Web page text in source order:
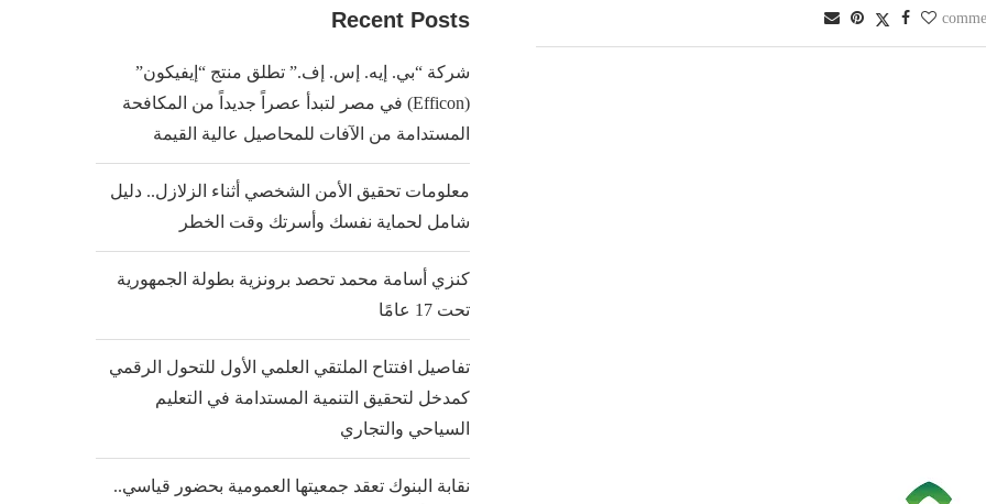
Recent Posts
شركة “بي. إيه. إس. إف.” تطلق منتج “إيفيكون”
(Efficon) في مصر لتبدأ عصراً جديداً من المكافحة
المستدامة من الآفات للمحاصيل عالية القيمة
معلومات تحقيق الأمن الشخصي أثناء الزلازل.. دليل
شامل لحماية نفسك وأسرتك وقت الخطر
كنزي أسامة محمد تحصد برونزية بطولة الجمهورية
تحت 17 عامًا
تفاصيل افتتاح الملتقي العلمي الأول للتحول الرقمي
كمدخل لتحقيق التنمية المستدامة في التعليم
السياحي والتجاري
نقابة البنوك تعقد جمعيتها العمومية بحضور قياسي..